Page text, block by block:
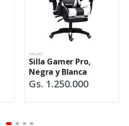
SILLAS
Silla Gamer Pro,
Negra y Blanca
Gs. 1.250.000